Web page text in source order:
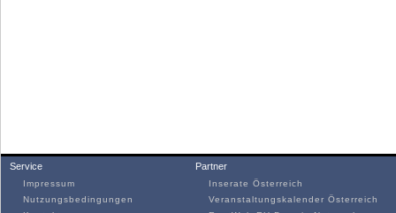
Service
Impressum
Nutzungsbedingungen
Partner
Inserate Österreich
Veranstaltungskalender Österreich